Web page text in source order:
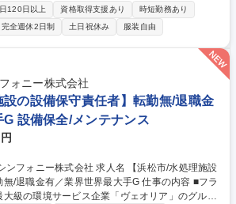
組み始めており、活動の核となる中堅技術者を求
特性に基づいた製造条件の再定義（製造仕様
研究開発ではなく、生産技術部門として製造Q
技術構築です。対象製品：主にアコースティッ
120日以上 資格取得支援あり
時短勤務あり
完全週休2日制 土日祝休み 服装自由
ォニー株式会社
設の設備保守責任者】転勤無/退職金
設備保全/メンテナンス
会社 求人名 【浜松市/水処理施設
有／業界世界最大手G 仕事の内容 ■フラ
級の環境サービス企業「ヴェオリア」のグルー